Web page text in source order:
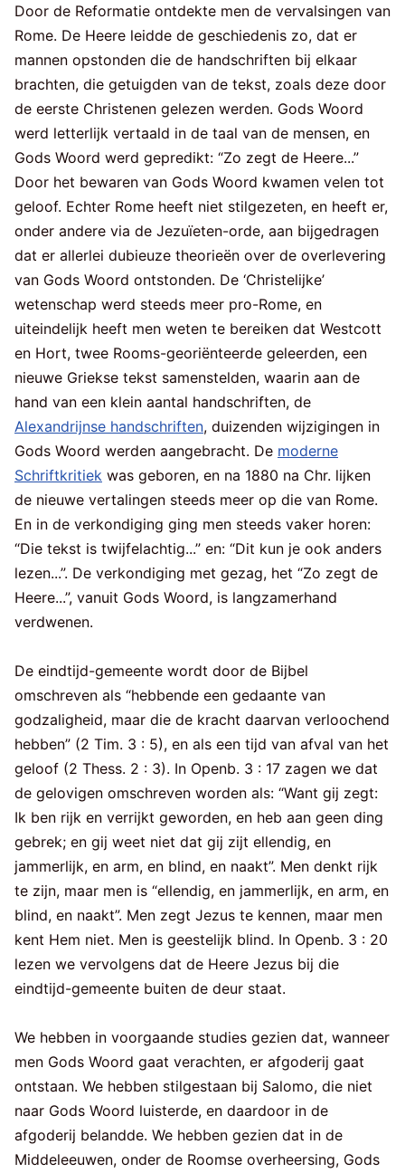
Door de Reformatie ontdekte men de vervalsingen van
Rome. De Heere leidde de geschiedenis zo, dat er
mannen opstonden die de handschriften bij elkaar
brachten, die getuigden van de tekst, zoals deze door
de eerste Christenen gelezen werden. Gods Woord
werd letterlijk vertaald in de taal van de mensen, en
Gods Woord werd gepredikt: “Zo zegt de Heere...”
Door het bewaren van Gods Woord kwamen velen tot
geloof. Echter Rome heeft niet stilgezeten, en heeft er,
onder andere via de Jezuïeten-orde, aan bijgedragen
dat er allerlei dubieuze theorieën over de overlevering
van Gods Woord ontstonden. De ‘Christelijke’
wetenschap werd steeds meer pro-Rome, en
uiteindelijk heeft men weten te bereiken dat Westcott
en Hort, twee Rooms-georiënteerde geleerden, een
nieuwe Griekse tekst samenstelden, waarin aan de
hand van een klein aantal handschriften, de
Alexandrijnse handschriften, duizenden wijzigingen in
Gods Woord werden aangebracht. De moderne
Schriftkritiek was geboren, en na 1880 na Chr. lijken
de nieuwe vertalingen steeds meer op die van Rome.
En in de verkondiging ging men steeds vaker horen:
“Die tekst is twijfelachtig...” en: “Dit kun je ook anders
lezen...”. De verkondiging met gezag, het “Zo zegt de
Heere...”, vanuit Gods Woord, is langzamerhand
verdwenen.
De eindtijd-gemeente wordt door de Bijbel
omschreven als “hebbende een gedaante van
godzaligheid, maar die de kracht daarvan verloochend
hebben” (2 Tim. 3 : 5), en als een tijd van afval van het
geloof (2 Thess. 2 : 3). In Openb. 3 : 17 zagen we dat
de gelovigen omschreven worden als: “Want gij zegt:
Ik ben rijk en verrijkt geworden, en heb aan geen ding
gebrek; en gij weet niet dat gij zijt ellendig, en
jammerlijk, en arm, en blind, en naakt”. Men denkt rijk
te zijn, maar men is “ellendig, en jammerlijk, en arm, en
blind, en naakt”. Men zegt Jezus te kennen, maar men
kent Hem niet. Men is geestelijk blind. In Openb. 3 : 20
lezen we vervolgens dat de Heere Jezus bij die
eindtijd-gemeente buiten de deur staat.
We hebben in voorgaande studies gezien dat, wanneer
men Gods Woord gaat verachten, er afgoderij gaat
ontstaan. We hebben stilgestaan bij Salomo, die niet
naar Gods Woord luisterde, en daardoor in de
afgoderij belandde. We hebben gezien dat in de
Middeleeuwen, onder de Roomse overheersing, Gods